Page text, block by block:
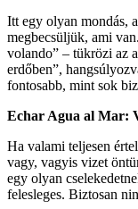
Itt egy olyan mondás,
megbecsüljük, ami
volando” – tükrözi az
erdőben”,
fontosabb, mint sok
Echar Agua al Mar:
Ha valami teljesen
vagy, vagyis vizet
egy olyan
felesleges. Biztosan